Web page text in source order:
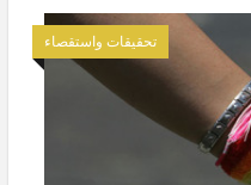
تحقيقات واستقصاء